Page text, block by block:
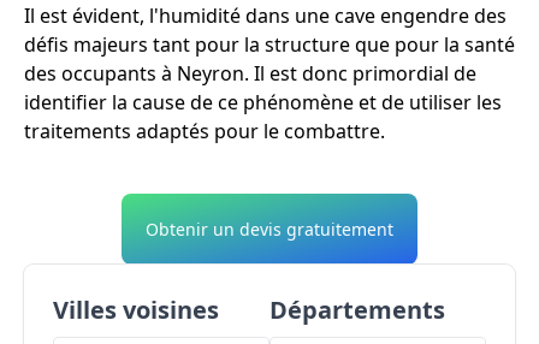
Il est évident, l'humidité dans une cave engendre des
défis majeurs tant pour la structure que pour la santé
des occupants à Neyron. Il est donc primordial de
identifier la cause de ce phénomène et de utiliser les
traitements adaptés pour le combattre.
Obtenir un devis gratuitement
Villes voisines Départements